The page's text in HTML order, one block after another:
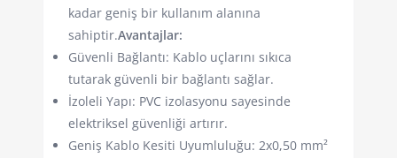
kadar geniş bir kullanım alanına
sahiptir.Avantajlar:
Güvenli Bağlantı: Kablo uçlarını sıkıca
tutarak güvenli bir bağlantı sağlar.
İzoleli Yapı: PVC izolasyonu sayesinde
elektriksel güvenliği artırır.
Geniş Kablo Kesiti Uyumluluğu: 2x0,50 mm²